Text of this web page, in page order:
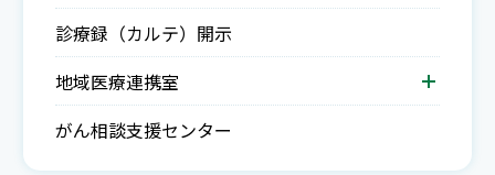
診療録（カルテ）開示
地域医療連携室
がん相談支援センター